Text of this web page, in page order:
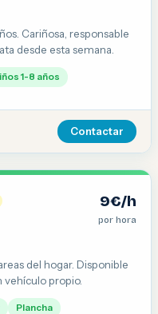
Cariñosa, responsable
desde esta semana.
1-8 años
Contactar
9€/h
por hora
del hogar. Disponible
vehículo propio.
Plancha